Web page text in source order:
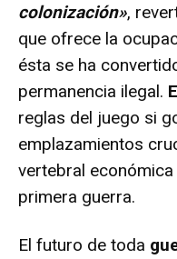
colonización»,
que ofrece la
ésta se ha
permanencia ilegal.
reglas del juego si
emplazamientos
vertebral
primera guerra.
El futuro de toda